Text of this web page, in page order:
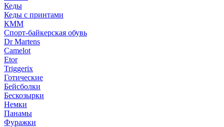
Кеды
Кеды с принтами
КММ
Спорт-байкерская обувь
Dr Martens
Camelot
Etor
Triggerix
Готические
Бейсболки
Бескозырки
Немки
Панамы
Фуражки